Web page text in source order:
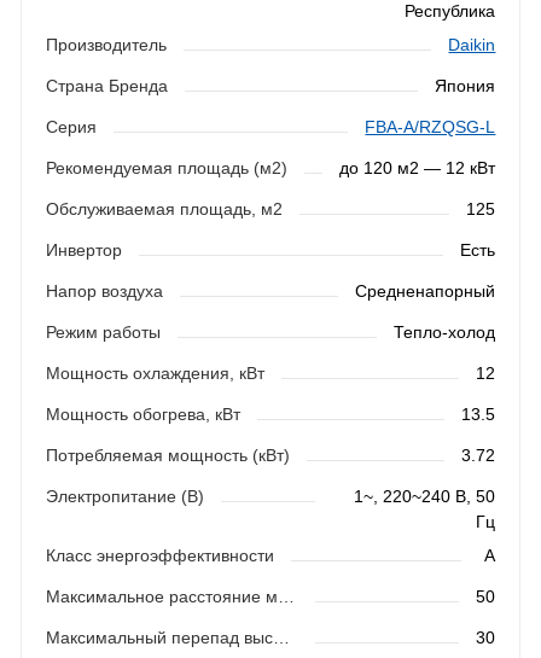
Республика
Производитель
Daikin
Страна Бренда Япония
Серия FBA-A/RZQSG-L
Рекомендуемая площадь (м2) до 120 м2 — 12 кВт
Обслуживаемая площадь, м2 125
Инвертор Есть
Напор воздуха Средненапорный
Режим работы Тепло-холод
Мощность охлаждения, кВт 12
Мощность обогрева, кВт 13.5
Потребляемая мощность (кВт) 3.72
Электропитание (В)
1~, 220~240 В, 50
Гц
Класс энергоэффективности
A
50
Максимальный перепад высот (м) 30